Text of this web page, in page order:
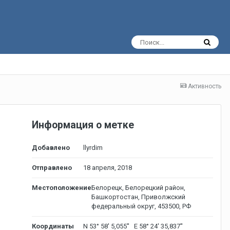
Активность
Информация о метке
Добавлено llyrdim
Отправлено 18 апреля, 2018
МестоположениеБелорецк, Белорецкий район,
Башкортостан, Приволжский
федеральный округ, 453500, РФ
Координаты N 53° 58' 5,055'' E 58° 24' 35,837''